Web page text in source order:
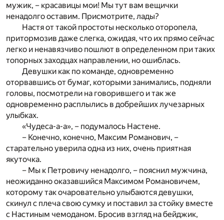
мужик, – красавицы мои! Мы тут вам вещички
ненадолго оставим. Присмотрите, лады?
Настя от такой простоты несколько оторопела,
притормозив даже слегка, ожидая, что их прямо сейчас
легко и ненавязчиво пошлют в определенном при таких
топорных заходцах направлении, но ошиблась.
Девушки как по команде, одновременно
оторвавшись от бумаг, которыми занимались, подняли
головы, посмотрели на говорившего и так же
одновременно расплылись в добрейших лучезарных
улыбках.
«Чудеса-а-а», – подумалось Настене.
– Конечно, конечно, Максим Романович, –
старательно уверила одна из них, очень приятная
якуточка.
– Мы к Петровичу ненадолго, – пояснил мужчина,
неожиданно оказавшийся Максимом Романовичем,
которому так очаровательно улыбаются девушки,
скинул с плеча свою сумку и поставил за стойку вместе
с Настиным чемоданом. Бросив взгляд на бейджик,